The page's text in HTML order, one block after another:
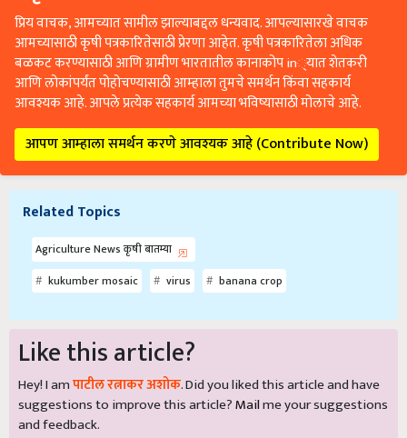
प्रिय वाचक, आमच्यात सामील झाल्याबद्दल धन्यवाद. आपल्यासारखे वाचक
आमच्यासाठी कृषी पत्रकारितेसाठी प्रेरणा आहेत. कृषी पत्रकारितेला अधिक
बळकट करण्यासाठी आणि ग्रामीण भारतातील कानाकोप in्यात शेतकरी
आणि लोकांपर्यंत पोहोचण्यासाठी आम्हाला तुमचे समर्थन किंवा सहकार्य
आवश्यक आहे. आपले प्रत्येक सहकार्य आमच्या भविष्यासाठी मोलाचे आहे.
आपण आम्हाला समर्थन करणे आवश्यक आहे (Contribute Now)
Related Topics
Agriculture News कृषी बातम्या
kukumber mosaic
virus banana crop
Like this article?
Hey! I amपाटील रत्नाकर अशोक. Did you liked this article and have
suggestions to improve this article?Mailme your suggestions
and feedback.